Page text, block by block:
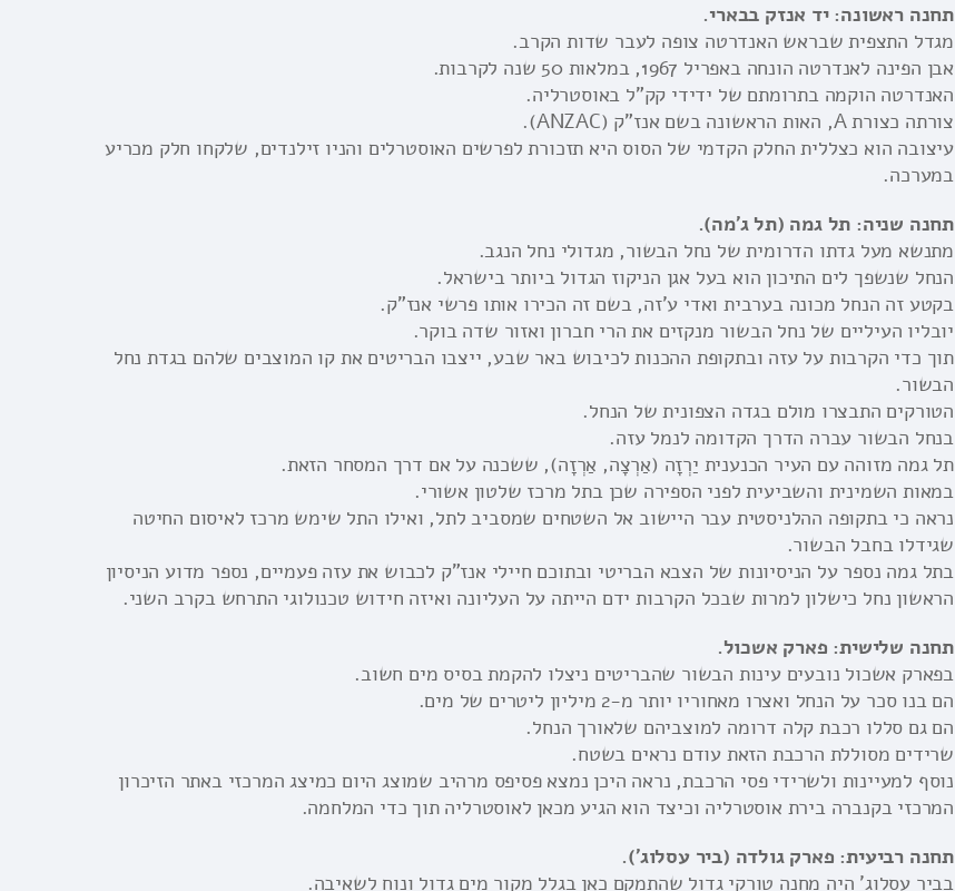
תחנה ראשונה: יד אנזק בבארי.
מגדל התצפית שבראש האנדרטה צופה לעבר שדות הקרב.
אבן הפינה לאנדרטה הונחה באפריל 1967, במלאות 50 שנה לקרבות.
האנדרטה הוקמה בתרומתם של ידידי קק"ל באוסטרליה.
צורתה כצורת A, האות הראשונה בשם אנז"ק (ANZAC).
עיצובה הוא כצללית החלק הקדמי של הסוס היא תזכורת לפרשים האוסטרלים והניו זילנדים, שלקחו חלק מכריע
במערכה.
תחנה שניה: תל גמה (תל ג'מה).
מתנשא מעל גדתו הדרומית של נחל הבשור, מגדולי נחל הנגב.
הנחל שנשפך לים התיכון הוא בעל אגן הניקוז הגדול ביותר בישראל.
בקטע זה הנחל מכונה בערבית ואדי ע'זה, בשם זה הכירו אותו פרשי אנז"ק.
יובליו העיליים של נחל הבשור מנקזים את הרי חברון ואזור שדה בוקר.
תוך כדי הקרבות על עזה ובתקופת ההכנות לכיבוש באר שבע, ייצבו הבריטים את קו המוצבים שלהם בגדת נחל
הבשור.
הטורקים התבצרו מולם בגדה הצפונית של הנחל.
בנחל הבשור עברה הדרך הקדומה לנמל עזה.
תל גמה מזוהה עם העיר הכנענית יַרְזָה (אַרְצָה, אַרְזָה), ששכנה על אם דרך המסחר הזאת.
במאות השמינית והשביעית לפני הספירה שכן בתל מרכז שלטון אשורי.
נראה כי בתקופה ההלניסטית עבר היישוב אל השטחים שמסביב לתל, ואילו התל שימש מרכז לאיסום החיטה
שגידלו בחבל הבשור.
בתל גמה נספר על הניסיונות של הצבא הבריטי ובתוכם חיילי אנז"ק לכבוש את עזה פעמיים, נספר מדוע הניסיון
הראשון נחל כישלון למרות שבכל הקרבות ידם הייתה על העליונה ואיזה חידוש טכנולוגי התרחש בקרב השני.
תחנה שלישית: פארק אשכול.
בפארק אשכול נובעים עינות הבשור שהבריטים ניצלו להקמת בסיס מים חשוב.
הם בנו סכר על הנחל ואצרו מאחוריו יותר מ-2 מיליון ליטרים של מים.
הם גם סללו רכבת קלה דרומה למוצביהם שלאורך הנחל.
שרידים מסוללת הרכבת הזאת עודם נראים בשטח.
נוסף למעיינות ולשרידי פסי הרכבת, נראה היכן נמצא פסיפס מרהיב שמוצג היום כמיצג המרכזי באתר הזיכרון
המרכזי בקנברה בירת אוסטרליה וכיצד הוא הגיע מכאן לאוסטרליה תוך כדי המלחמה.
תחנה רביעית: פארק גולדה (ביר עסלוג').
בביר עסלוג' היה מחנה טורקי גדול שהתמקם כאן בגלל מקור מים גדול ונוח לשאיבה.